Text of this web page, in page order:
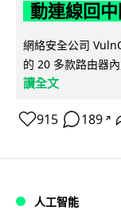
動連線回
網絡安全公司
的 20 多款路由器
讀全文
915 189 ↗
人工智能